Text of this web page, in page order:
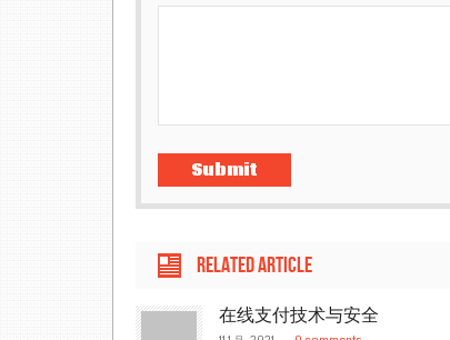
Related article
在线支付技术与安全